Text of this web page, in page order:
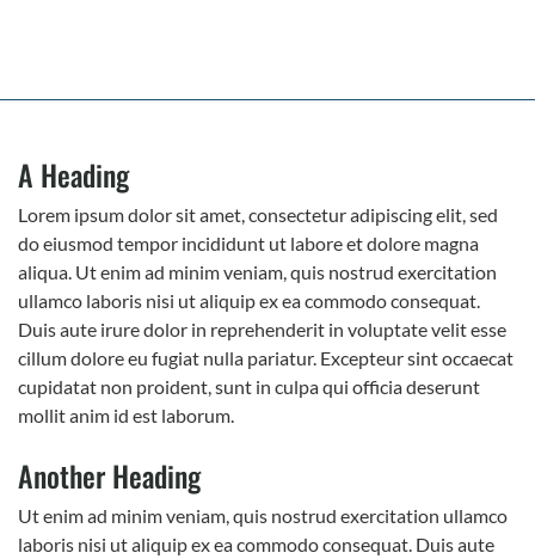
A Heading
Lorem ipsum dolor sit amet, consectetur adipiscing elit, sed
do eiusmod tempor incididunt ut labore et dolore magna
aliqua. Ut enim ad minim veniam, quis nostrud exercitation
ullamco laboris nisi ut aliquip ex ea commodo consequat.
Duis aute irure dolor in reprehenderit in voluptate velit esse
cillum dolore eu fugiat nulla pariatur. Excepteur sint occaecat
cupidatat non proident, sunt in culpa qui officia deserunt
mollit anim id est laborum.
Another Heading
Ut enim ad minim veniam, quis nostrud exercitation ullamco
laboris nisi ut aliquip ex ea commodo consequat. Duis aute